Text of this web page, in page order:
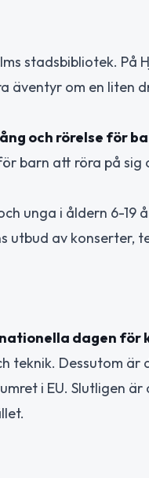
stadsbibliotek. På
äventyr om en liten
och rörelse för
barn att röra på
unga i åldern 6-19
utbud av konserter,
dagen för
teknik. Dessutom är
i EU. Slutligen är